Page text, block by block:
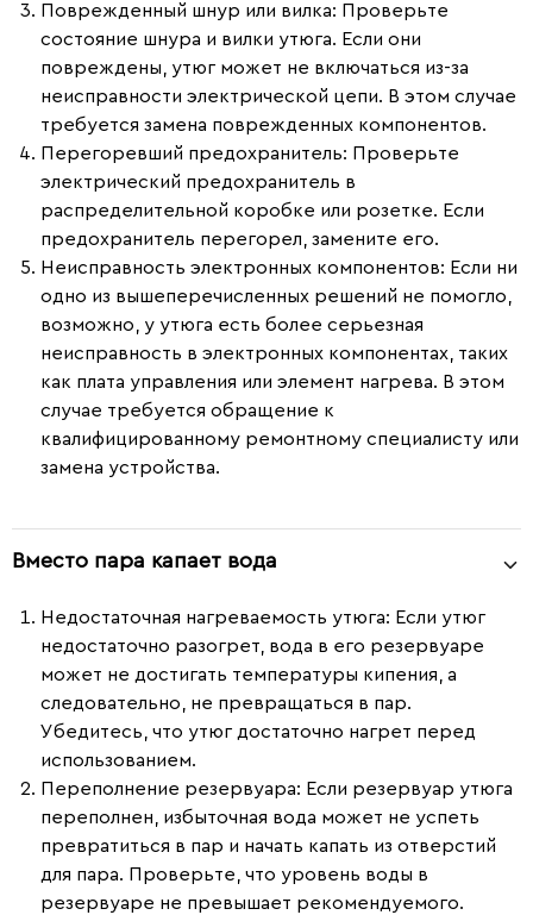
Поврежденный шнур или вилка: Проверьте
состояние шнура и вилки утюга. Если они
повреждены, утюг может не включаться из-за
неисправности электрической цепи. В этом случае
требуется замена поврежденных компонентов.
Перегоревший предохранитель: Проверьте
электрический предохранитель в
распределительной коробке или розетке. Если
предохранитель перегорел, замените его.
Неисправность электронных компонентов: Если ни
одно из вышеперечисленных решений не помогло,
возможно, у утюга есть более серьезная
неисправность в электронных компонентах, таких
как плата управления или элемент нагрева. В этом
случае требуется обращение к
квалифицированному ремонтному специалисту или
замена устройства.
Вместо пара капает вода
Недостаточная нагреваемость утюга: Если утюг
недостаточно разогрет, вода в его резервуаре
может не достигать температуры кипения, а
следовательно, не превращаться в пар.
Убедитесь, что утюг достаточно нагрет перед
использованием.
Переполнение резервуара: Если резервуар утюга
переполнен, избыточная вода может не успеть
превратиться в пар и начать капать из отверстий
для пара. Проверьте, что уровень воды в
резервуаре не превышает рекомендуемого.